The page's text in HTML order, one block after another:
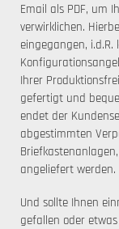
Email als PDF, um
verwirklichen.
eingegangen,
Ihrer
gefertigt und
endet der
abgestimmten
angeliefert werden.
Und sollte Ihnen
gefallen oder